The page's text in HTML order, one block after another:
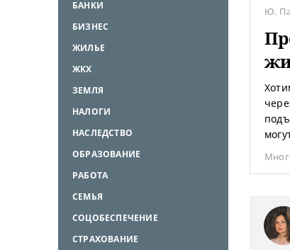
БАНКИ
БИЗНЕС
ЖИЛЬЕ
ЖКХ
ЗЕМЛЯ
НАЛОГИ
НАСЛЕДСТВО
ОБРАЗОВАНИЕ
РАБОТА
СЕМЬЯ
СОЦОБЕСПЕЧЕНИЕ
СТРАХОВАНИЕ
Ю.